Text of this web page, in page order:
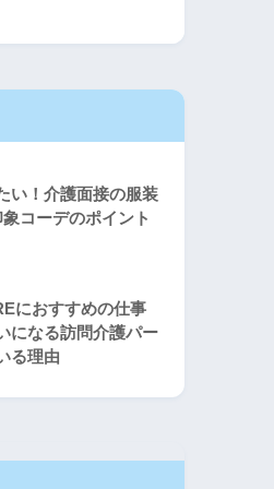
い！介護面接の服装
コーデのポイント
におすすめの仕事
になる訪問介護パー
る理由